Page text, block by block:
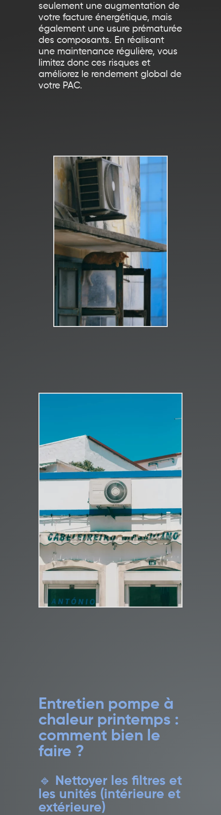
seulement une augmentation de
votre facture énergétique, mais
également une usure prématurée
des composants. En réalisant
une maintenance régulière, vous
limitez donc ces risques et
améliorez le rendement global de
votre PAC.
Entretien pompe à
chaleur printemps :
comment bien le
faire ?
🔹
Nettoyer les filtres et
les unités (intérieure et
extérieure)